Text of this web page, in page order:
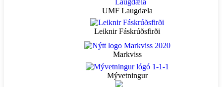
UMF Laugdæla
Leiknir Fáskrúðsfirði
Markviss
Mývetningur